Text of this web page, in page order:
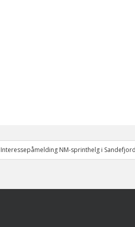
Interessepåmelding NM-sprinthelg i